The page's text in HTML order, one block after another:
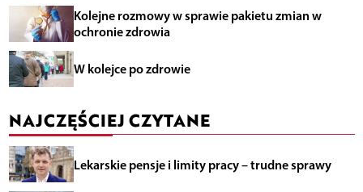
Kolejne rozmowy w sprawie pakietu zmian w
ochronie zdrowia
W kolejce po zdrowie
NAJCZĘŚCIEJ CZYTANE
Lekarskie pensje i limity pracy – trudne sprawy